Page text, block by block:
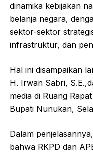
dinamika kebijakan
belanja negara,
sektor-sektor
infrastruktur, dan
Hal ini disampaikan
H. Irwan Sabri,
media di Ruang
Bupati Nunukan,
Dalam
bahwa RKPD dan